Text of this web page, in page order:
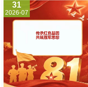
31
2026-07